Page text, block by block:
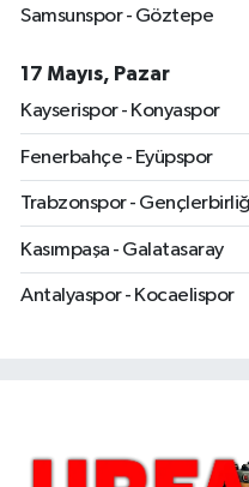
Samsunspor - Göztepe
17 Mayıs, Pazar
Kayserispor - Konyaspor
Fenerbahçe - Eyüpspor
Trabzonspor -
Kasımpaşa - Galatasaray
Antalyaspor - Kocaelispor